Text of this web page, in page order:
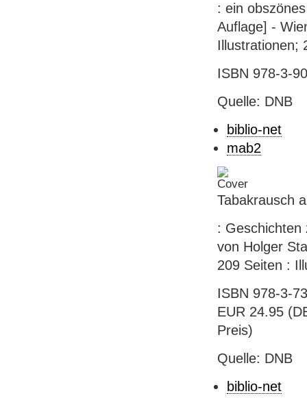
: ein
Auflage] -
Illustrationen;
ISBN 978-3-
Quelle: DNB
biblio-net
mab2
Tabakrausch
: Geschichten
von Holger
209 Seiten :
ISBN 978-3-
EUR 24.95
Preis)
Quelle: DNB
biblio-net